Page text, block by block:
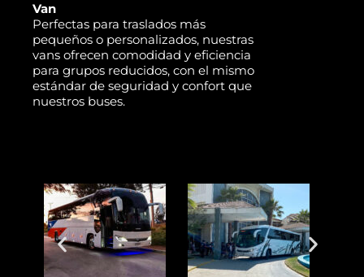
Van
Perfectas para traslados más
pequeños o personalizados, nuestras
vans ofrecen comodidad y eficiencia
para grupos reducidos, con el mismo
estándar de seguridad y confort que
nuestros buses.